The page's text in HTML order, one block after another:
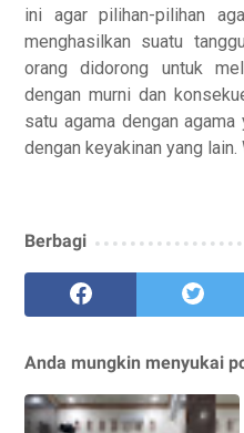
ini agar pilihan-pilihan
menghasilkan suatu
orang didorong untuk
dengan murni dan
satu agama dengan
dengan keyakinan yang
Berbagi
Anda mungkin menyukai